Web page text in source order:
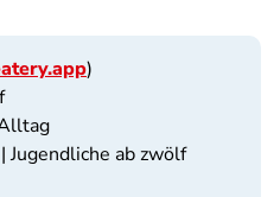
)
Jugendliche ab zwölf